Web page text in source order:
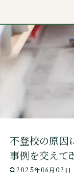
お電話で
キズキ共育塾
キズキとは？
料金・コー
不登校の原因
事例を交えて
2025年06月02日